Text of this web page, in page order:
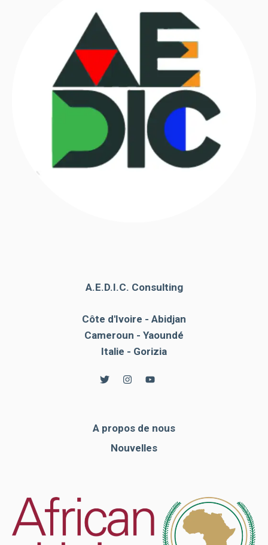
A.E.D.I.C. Consulting
Côte d'Ivoire - Abidjan
Cameroun - Yaoundé
Italie - Gorizia
A propos de nous
Nouvelles